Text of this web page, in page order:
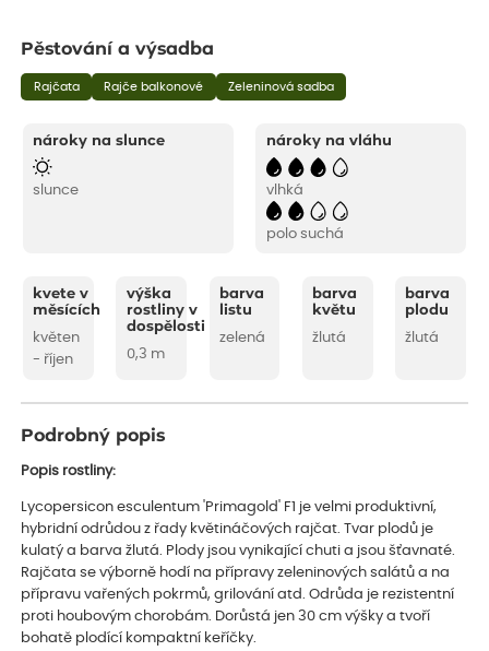
Pěstování a výsadba
Rajčata Rajče balkonové Zeleninová sadba
nároky na slunce
slunce
nároky na vláhu
vlhká
polo suchá
kvete v
měsících
květen
- říjen
výška
rostliny v
dospělosti
0,3 m
barva
listu
zelená
barva
květu
žlutá
barva
plodu
žlutá
Podrobný popis
Popis rostliny:
Lycopersicon esculentum 'Primagold' F1 je velmi produktivní,
hybridní odrůdou z řady květináčových rajčat. Tvar plodů je
kulatý a barva žlutá. Plody jsou vynikající chuti a jsou šťavnaté.
Rajčata se výborně hodí na přípravy zeleninových salátů a na
přípravu vařených pokrmů, grilování atd. Odrůda je rezistentní
proti houbovým chorobám. Dorůstá jen 30 cm výšky a tvoří
bohatě plodící kompaktní keříčky.